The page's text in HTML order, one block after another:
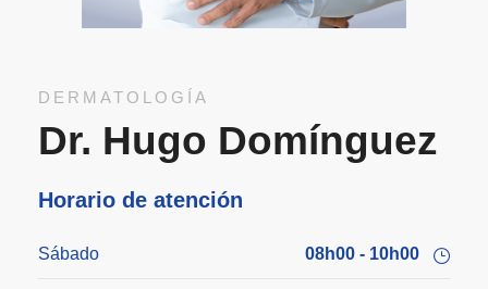
DERMATOLOGÍA
Dr. Hugo Domínguez
Horario de atención
Sábado 08h00 - 10h00